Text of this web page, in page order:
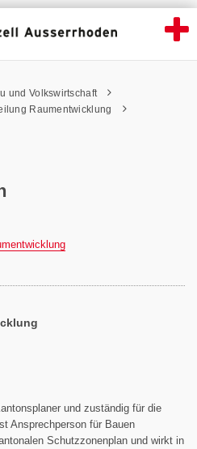
Appenzell
öffnen
und Volkswirtschaft
Raumentwicklung
(pdf)
und zuständig für die
Ansprechperson für Bauen
Schutzzonenplan und wirkt in